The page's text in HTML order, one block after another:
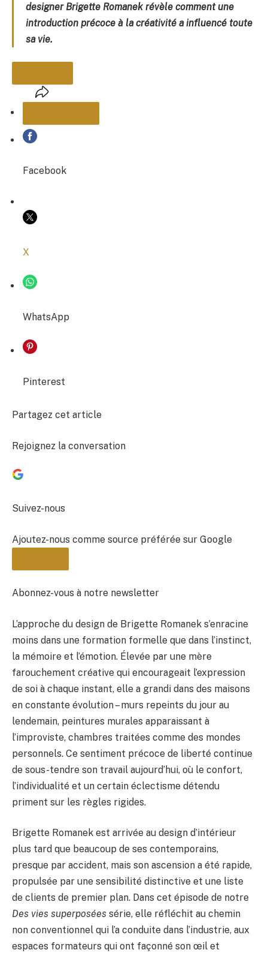
designer Brigette Romanek révèle comment une
introduction précoce à la créativité a influencé toute
sa vie.
PARTAGER
COPIER LE LIEN
Facebook
X
WhatsApp
Pinterest
Partagez cet article
Rejoignez la conversation
Suivez-nous
Ajoutez-nous comme source préférée sur Google
BULLETIN
Abonnez-vous à notre newsletter
L’approche du design de Brigette Romanek s’enracine
moins dans une formation formelle que dans l’instinct,
la mémoire et l’émotion. Élevée par une mère
farouchement créative qui encourageait l’expression
de soi à chaque instant, elle a grandi dans des maisons
en constante évolution – murs repeints du jour au
lendemain, peintures murales apparaissant à
l’improviste, chambres traitées comme des mondes
personnels. Ce sentiment précoce de liberté continue
de sous-tendre son travail aujourd’hui, où le confort,
l’individualité et un certain éclectisme détendu
priment sur les règles rigides.
Brigette Romanek est arrivée au design d’intérieur
plus tard que beaucoup de ses contemporains,
presque par accident, mais son ascension a été rapide,
propulsée par une sensibilité distinctive et une liste
de clients de premier plan. Dans cet épisode de notre
Des vies superposées série, elle réfléchit au chemin
non conventionnel qui l’a conduite dans l’industrie, aux
espaces formateurs qui ont façonné son œil et